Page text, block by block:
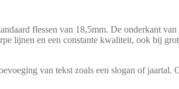
flessen van 18,5mm. De onderkant
lijnen en een constante kwaliteit, ook bij
van tekst zoals een slogan of jaartal.